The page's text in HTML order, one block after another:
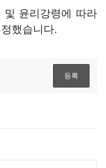
및 윤리강령에 따라
했습니다.